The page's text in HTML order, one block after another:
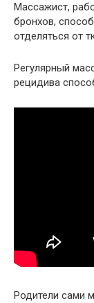
Массажист,
бронхов,
отделяться от
Регулярный
рецидива
Родители сами